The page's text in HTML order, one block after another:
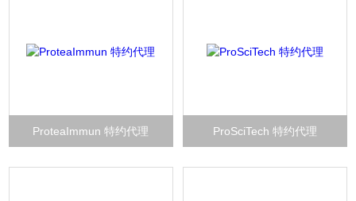
ProteaImmun 特约代理 ProSciTech 特约代理